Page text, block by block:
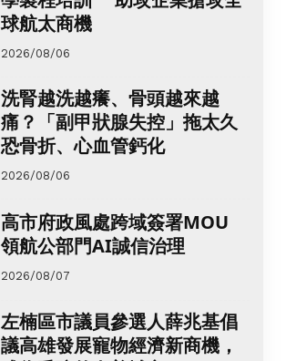
球航太商機
2026/08/06
洗腎越洗越癢、骨頭越來越
痛？「副甲狀腺失控」拖太久
恐骨折、心血管鈣化
2026/08/06
高市府政風處跨域簽署MOU
領航公部門AI誠信治理
2026/08/07
左楠區市議員參選人薛兆基倡
議高雄發展寵物經濟新商機，